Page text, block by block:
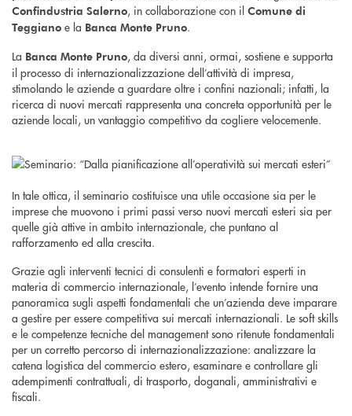
Confindustria Salerno, in collaborazione con il Comune di
Teggiano e la Banca Monte Pruno.
La Banca Monte Pruno, da diversi anni, ormai, sostiene e supporta
il processo di internazionalizzazione dell’attività di impresa,
stimolando le aziende a guardare oltre i confini nazionali; infatti, la
ricerca di nuovi mercati rappresenta una concreta opportunità per le
aziende locali, un vantaggio competitivo da cogliere velocemente.
In tale ottica, il seminario costituisce una utile occasione sia per le
imprese che muovono i primi passi verso nuovi mercati esteri sia per
quelle già attive in ambito internazionale, che puntano al
rafforzamento ed alla crescita.
Grazie agli interventi tecnici di consulenti e formatori esperti in
materia di commercio internazionale, l’evento intende fornire una
panoramica sugli aspetti fondamentali che un’azienda deve imparare
a gestire per essere competitiva sui mercati internazionali. Le soft skills
e le competenze tecniche del management sono ritenute fondamentali
per un corretto percorso di internazionalizzazione: analizzare la
catena logistica del commercio estero, esaminare e controllare gli
adempimenti contrattuali, di trasporto, doganali, amministrativi e
fiscali.